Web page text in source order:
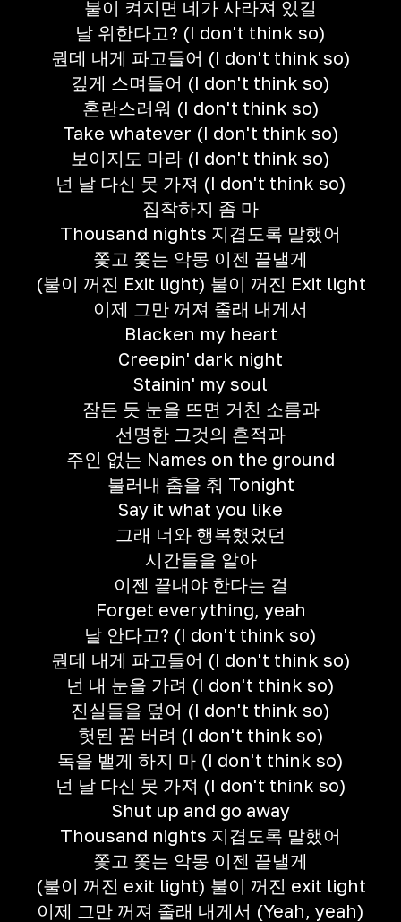
불이 켜지면 네가 사라져 있길
날 위한다고? (I don't think so)
뭔데 내게 파고들어 (I don't think so)
깊게 스며들어 (I don't think so)
혼란스러워 (I don't think so)
Take whatever (I don't think so)
보이지도 마라 (I don't think so)
넌 날 다신 못 가져 (I don't think so)
집착하지 좀 마
Thousand nights 지겹도록 말했어
쫓고 쫓는 악몽 이젠 끝낼게
(불이 꺼진 Exit light) 불이 꺼진 Exit light
이제 그만 꺼져 줄래 내게서
Blacken my heart
Creepin' dark night
Stainin' my soul
잠든 듯 눈을 뜨면 거친 소름과
선명한 그것의 흔적과
주인 없는 Names on the ground
불러내 춤을 춰 Tonight
Say it what you like
그래 너와 행복했었던
시간들을 알아
이젠 끝내야 한다는 걸
Forget everything, yeah
날 안다고? (I don't think so)
뭔데 내게 파고들어 (I don't think so)
넌 내 눈을 가려 (I don't think so)
진실들을 덮어 (I don't think so)
헛된 꿈 버려 (I don't think so)
독을 뱉게 하지 마 (I don't think so)
넌 날 다신 못 가져 (I don't think so)
Shut up and go away
Thousand nights 지겹도록 말했어
쫓고 쫓는 악몽 이젠 끝낼게
(불이 꺼진 exit light) 불이 꺼진 exit light
이제 그만 꺼져 줄래 내게서 (Yeah, yeah)